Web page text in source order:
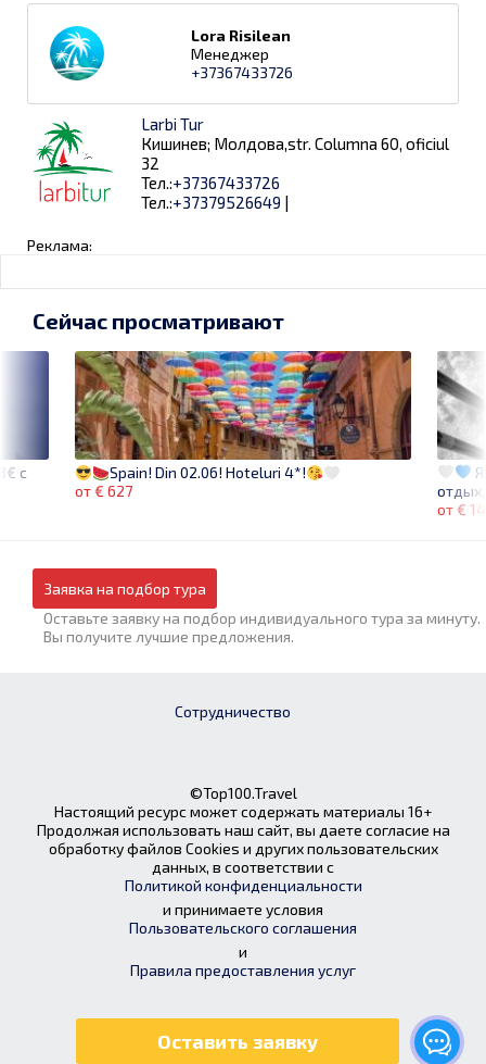
Оставить заявку
Lora Risilean
Менеджер
+37367433726
Larbi Tur
Кишинев; Молдова,str. Columna 60, oficiul
32
Тел.:+37367433726
Тел.:+37379526649 |
Реклама:
с
от €
Сейчас просматривают
Spain! Din 02.06! Hoteluri 4*!
от € 627
Заявка на подбор тура
Оставьте заявку на подбор индивидуального тура за минуту.
Вы получите лучшие предложения.
Сотрудничество
©Top100.Travel
Настоящий ресурс может содержать материалы 16+
Продолжая использовать наш сайт, вы даете согласие на
обработку файлов Cookies и других пользовательских
данных, в соответствии с
Политикой конфиденциальности
и принимаете условия
Пользовательского соглашения
и
Правила предоставления услуг